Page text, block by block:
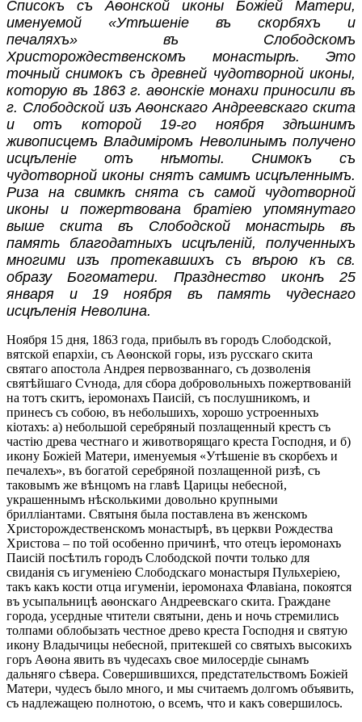
Списокъ съ Аѳонской иконы Божіей Матери,
именуемой «Утѣшеніе въ скорбяхъ и
печаляхъ» въ Слободскомъ
Христорождественскомъ монастырѣ. Это
точный снимокъ съ древней чудотворной иконы,
которую въ 1863 г. аѳонскіе монахи приносили въ
г. Слободской изъ Аѳонскаго Андреевскаго скита
и отъ которой 19-го ноября здѣшнимъ
живописцемъ Владиміромъ Неволинымъ получено
исцѣленіе отъ нѣмоты. Снимокъ съ
чудотворной иконы снятъ самимъ исцѣленнымъ.
Риза на свимкѣ снята съ самой чудотворной
иконы и пожертвована братіею упомянутаго
выше скита въ Слободской монастырь въ
память благодатныхъ исцѣленій, полученныхъ
многими изъ протекавшихъ съ вѣрою къ св.
образу Богоматери. Празднество иконѣ 25
января и 19 ноября въ память чудеснаго
исцѣленія Неволина.
Ноября 15 дня, 1863 года, прибылъ въ городъ Слободской,
вятской епархіи, съ Аѳонской горы, изъ русскаго скита
святаго апостола Андрея первозваннаго, съ дозволенія
святѣйшаго Сѵнода, для сбора добровольныхъ пожертвованій
на тотъ скитъ, іеромонахъ Паисій, съ послушникомъ, и
принесъ съ собою, въ небольшихъ, хорошо устроенныхъ
кіотахъ: а) небольшой серебряный позлащенный крестъ съ
частію древа честнаго и животворящаго креста Господня, и б)
икону Божіей Матери, именуемыя «Утѣшеніе въ скорбехъ и
печалехъ», въ богатой серебряной позлащенной ризѣ, съ
таковымъ же вѣнцомъ на главѣ Царицы небесной,
украшеннымъ нѣсколькими довольно крупными
брилліантами. Святыня была поставлена въ женскомъ
Христорождественскомъ монастырѣ, въ церкви Рождества
Христова – по той особенно причинѣ, что отецъ іеромонахъ
Паисій посѣтилъ городъ Слободской почти только для
свиданія съ игуменіею Слободскаго монастыря Пульхеріею,
такъ какъ кости отца игуменіи, іеромонаха Флавіана, покоятся
въ усыпальницѣ аѳонскаго Андреевскаго скита. Граждане
города, усердные чтители святыни, день и ночь стремились
толпами облобызать честное древо креста Господня и святую
икону Владычицы небесной, притекшей со святыхъ высокихъ
горъ Аѳона явить въ чудесахъ свое милосердіе сынамъ
дальняго сѣвера. Совершившихся, предстательствомъ Божіей
Матери, чудесъ было много, и мы считаемъ долгомъ объявить,
съ надлежащею полнотою, о всемъ, что и какъ совершилось.